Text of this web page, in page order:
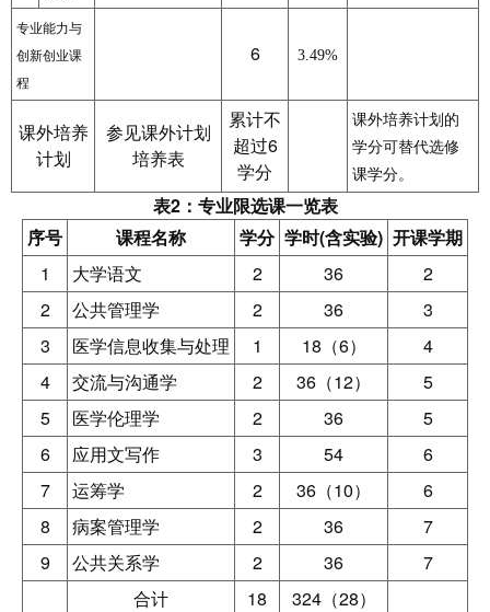
专业能力与
创新创业课
程
6 3.49%
课外培养
计划
参见课外计划
培养表
累计不
超过6
学分
课外培养计划的
学分可替代选修
课学分。
表2：专业限选课一览表
序号
课程名称 学分 学时(含实验) 开课学期
1
大学语文 2 36
2
2
公共管理学 2 36
3
3
医学信息收集与处理 1 18（6）
4
4
交流与沟通学 2 36（12）
5
5
医学伦理学 2 36
5
6
应用文写作 3 54
6
7
运筹学 2 36（10）
6
8
病案管理学 2 36
7
9
公共关系学 2 36
7
合计
18
324（28）